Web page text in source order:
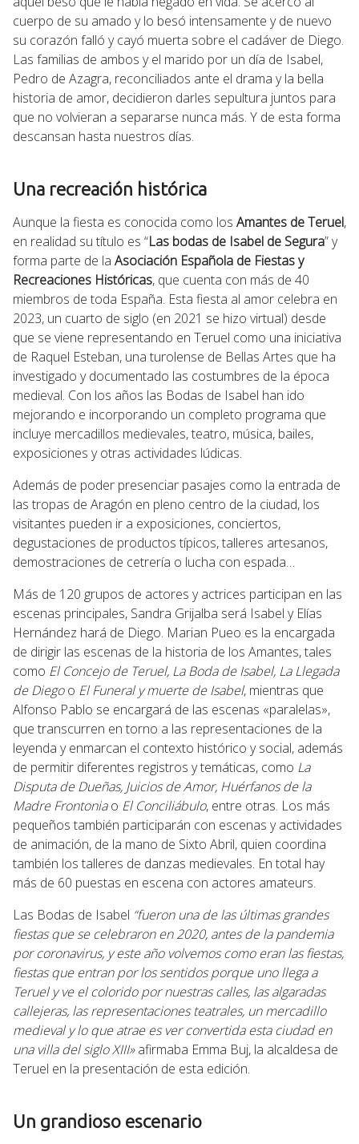
cuerpo de su amado y lo besó intensamente y de nuevo
su corazón falló y cayó muerta sobre el cadáver de Diego.
Las familias de ambos y el marido por un día de Isabel,
Pedro de Azagra, reconciliados ante el drama y la bella
historia de amor, decidieron darles sepultura juntos para
que no volvieran a separarse nunca más. Y de esta forma
descansan hasta nuestros días.
Una recreación histórica
Aunque la fiesta es conocida como los Amantes de Teruel,
en realidad su título es “Las bodas de Isabel de Segura” y
forma parte de la Asociación Española de Fiestas y
Recreaciones Históricas, que cuenta con más de 40
miembros de toda España. Esta fiesta al amor celebra en
2023, un cuarto de siglo (en 2021 se hizo virtual) desde
que se viene representando en Teruel como una iniciativa
de Raquel Esteban, una turolense de Bellas Artes que ha
investigado y documentado las costumbres de la época
medieval. Con los años las Bodas de Isabel han ido
mejorando e incorporando un completo programa que
incluye mercadillos medievales, teatro, música, bailes,
exposiciones y otras actividades lúdicas.
Además de poder presenciar pasajes como la entrada de
las tropas de Aragón en pleno centro de la ciudad, los
visitantes pueden ir a exposiciones, conciertos,
degustaciones de productos típicos, talleres artesanos,
demostraciones de cetrería o lucha con espada…
Más de 120 grupos de actores y actrices participan en las
escenas principales, Sandra Grijalba será Isabel y Elías
Hernández hará de Diego. Marian Pueo es la encargada
de dirigir las escenas de la historia de los Amantes, tales
como El Concejo de Teruel, La Boda de Isabel, La Llegada
de Diegoo El Funeral y muerte de Isabel, mientras que
Alfonso Pablo se encargará de las escenas «paralelas»,
que transcurren en torno a las representaciones de la
leyenda y enmarcan el contexto histórico y social, además
de permitir diferentes registros y temáticas, como La
Disputa de Dueñas, Juicios de Amor, Huérfanos de la
Madre Frontoniao El Conciliábulo, entre otras. Los más
pequeños también participarán con escenas y actividades
de animación, de la mano de Sixto Abril, quien coordina
también los talleres de danzas medievales. En total hay
más de 60 puestas en escena con actores amateurs.
Las Bodas de Isabel “fueron una de las últimas grandes
fiestas que se celebraron en 2020, antes de la pandemia
por coronavirus, y este año volvemos como eran las fiestas,
fiestas que entran por los sentidos porque uno llega a
Teruel y ve el colorido por nuestras calles, las algaradas
callejeras, las representaciones teatrales, un mercadillo
medieval y lo que atrae es ver convertida esta ciudad en
una villa del siglo XIII»afirmaba Emma Buj, la alcaldesa de
Teruel en la presentación de esta edición.
Un grandioso escenario